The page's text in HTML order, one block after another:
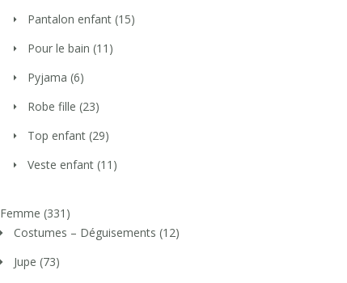
Pantalon enfant (15)
Pour le bain (11)
Pyjama (6)
Robe fille (23)
Top enfant (29)
Veste enfant (11)
Femme (331)
Costumes – Déguisements (12)
Jupe (73)